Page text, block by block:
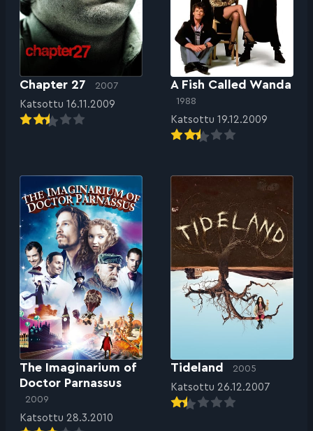
Chapter 27 2007
Katsottu 16.11.2009
A Fish Called Wanda
1988
Katsottu 19.12.2009
The Imaginarium of
Doctor Parnassus
2009
Katsottu 28.3.2010
Tideland 2005
Katsottu 26.12.2007